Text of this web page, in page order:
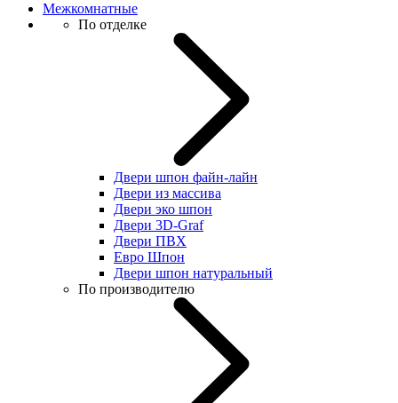
Межкомнатные
По отделке
Двери шпон файн-лайн
Двери из массива
Двери эко шпон
Двери 3D-Graf
Двери ПВХ
Евро Шпон
Двери шпон натуральный
По производителю